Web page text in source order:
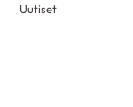
Uutiset